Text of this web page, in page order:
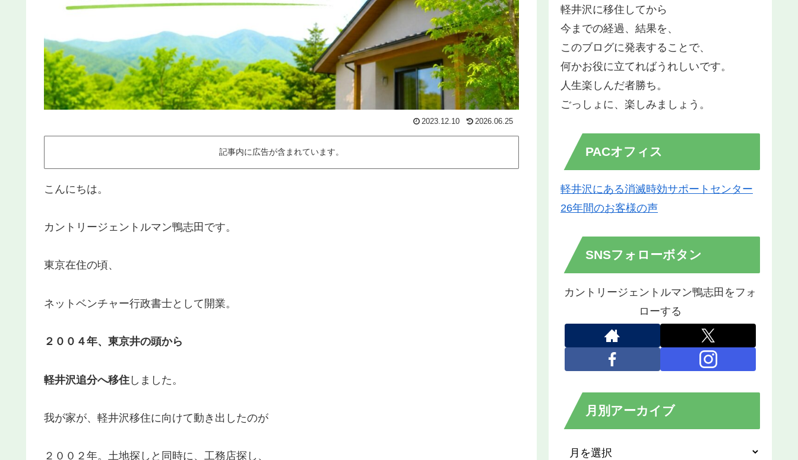
2023.12.10 2026.06.25
記事内に広告が含まれています。
こんにちは。
カントリージェントルマン鴨志田です。
東京在住の頃、
ネットベンチャー行政書士として開業。
２００４年、東京井の頭から
軽井沢追分へ移住 しました。
我が家が、軽井沢移住に向けて動き出したのが
２００２年。土地探しと同時に、工務店探し、
軽井沢に移住してから
今までの経過、結果を、
このブログに発表することで、
何かお役に立てればうれしいです。
人生楽しんだ者勝ち。
ごっしょに、楽しみましょう。
PACオフィス
軽井沢にある消滅時効サポートセンター
26年間のお客様の声
SNSフォローボタン
カントリージェントルマン鴨志田をフォ
ローする
月別アーカイブ